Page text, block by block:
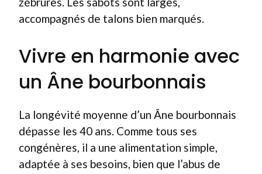
accompagnés de talons bien marqués.
Vivre en harmonie avec
un Âne bourbonnais
La longévité moyenne d’un Âne bourbonnais
dépasse les 40 ans. Comme tous ses
congénères, il a une alimentation simple,
adaptée à ses besoins, bien que l’abus de